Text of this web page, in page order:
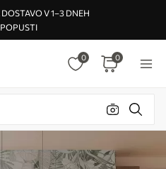
V 1–3 DNEH
0 0